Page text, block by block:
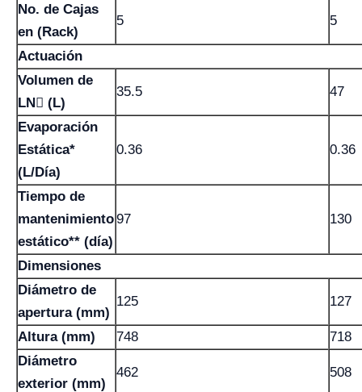
No. de Cajas
en (Rack)
5 5
Actuación
Volumen de
LN (L)
35.5 47
Evaporación
Estática*
(L/Día)
0.36 0.36
Tiempo de
mantenimiento
estático** (día)
97 130
Dimensiones
Diámetro de
apertura (mm)
125 127
Altura (mm) 748
718
Diámetro
exterior (mm)
462 508